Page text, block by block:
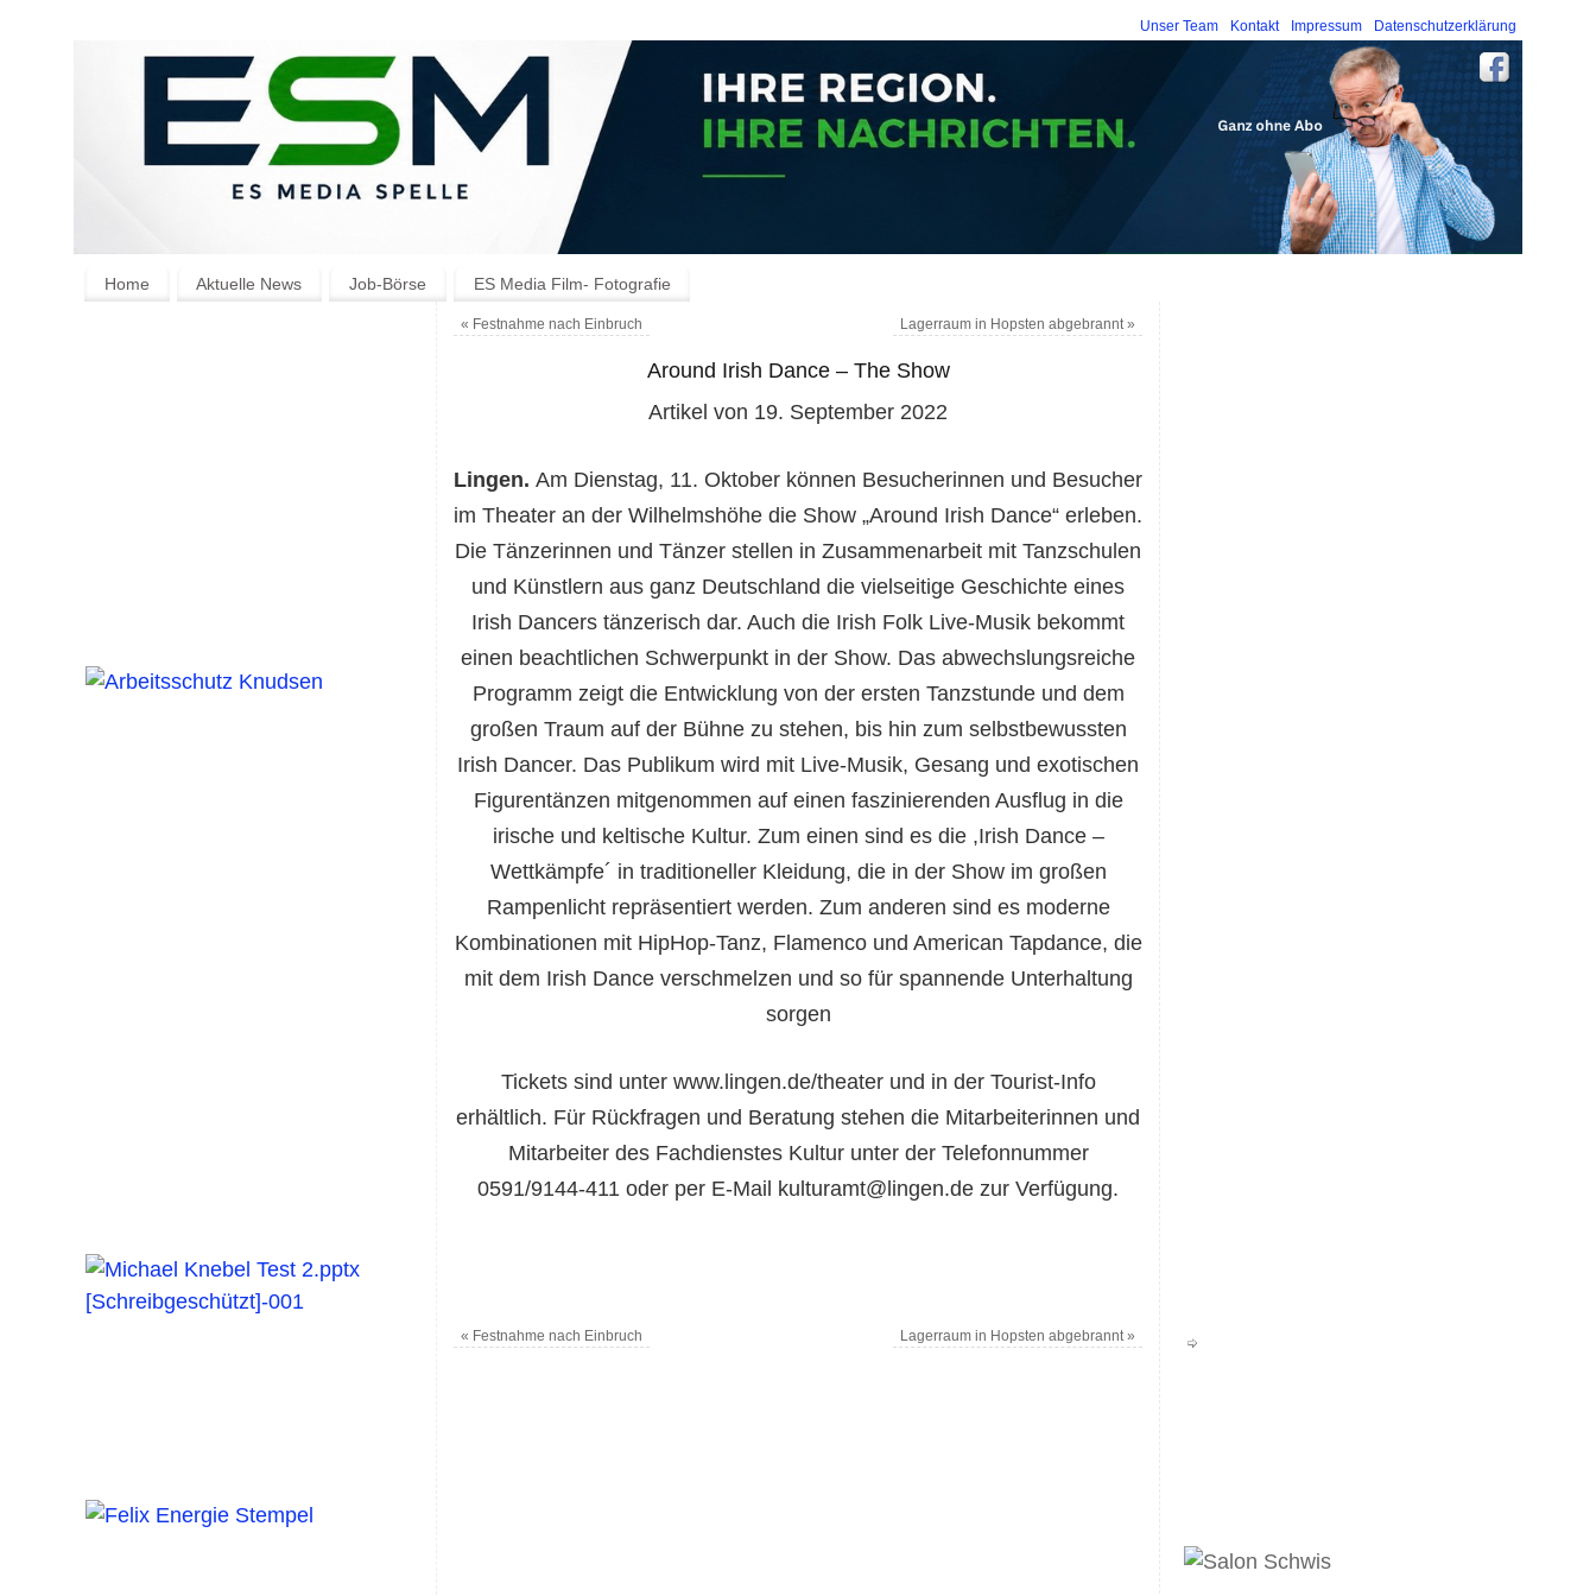
Unser Team Kontakt Impressum Datenschutzerklärung
Home Aktuelle News Job-Börse ES Media Film- Fotografie
« Festnahme nach Einbruch Lagerraum in Hopsten abgebrannt»
Around Irish Dance – The Show
Artikel von 19. September 2022
Lingen. Am Dienstag, 11. Oktober können Besucherinnen und Besucher
im Theater an der Wilhelmshöhe die Show „Around Irish Dance“ erleben.
Die Tänzerinnen und Tänzer stellen in Zusammenarbeit mit Tanzschulen
und Künstlern aus ganz Deutschland die vielseitige Geschichte eines
Irish Dancers tänzerisch dar. Auch die Irish Folk Live-Musik bekommt
einen beachtlichen Schwerpunkt in der Show. Das abwechslungsreiche
Programm zeigt die Entwicklung von der ersten Tanzstunde und dem
großen Traum auf der Bühne zu stehen, bis hin zum selbstbewussten
Irish Dancer. Das Publikum wird mit Live-Musik, Gesang und exotischen
Figurentänzen mitgenommen auf einen faszinierenden Ausflug in die
irische und keltische Kultur. Zum einen sind es die ,Irish Dance –
Wettkämpfe´ in traditioneller Kleidung, die in der Show im großen
Rampenlicht repräsentiert werden. Zum anderen sind es moderne
Kombinationen mit HipHop-Tanz, Flamenco und American Tapdance, die
mit dem Irish Dance verschmelzen und so für spannende Unterhaltung
sorgen
Tickets sind unter www.lingen.de/theater und in der Tourist-Info
erhältlich. Für Rückfragen und Beratung stehen die Mitarbeiterinnen und
Mitarbeiter des Fachdienstes Kultur unter der Telefonnummer
0591/9144-411 oder per E-Mail kulturamt@lingen.de zur Verfügung.
« Festnahme nach Einbruch Lagerraum in Hopsten abgebrannt»